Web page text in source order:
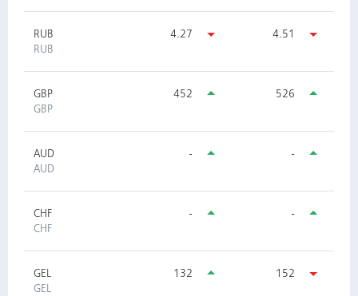
RUB
RUB
4.27 4.51
GBP
GBP
452 526
AUD
AUD
- -
CHF
CHF
- -
GEL
GEL
132 152